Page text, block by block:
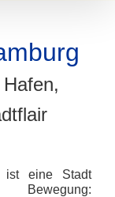
ist eine Stadt